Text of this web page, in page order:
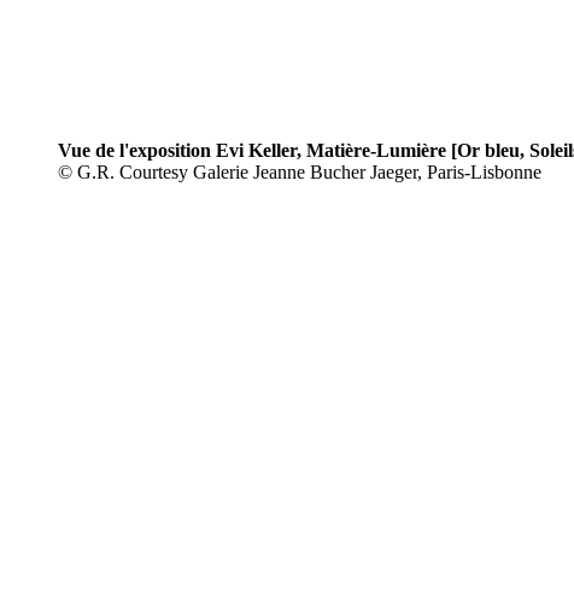
Vue de l'exposition Evi Keller, Matière-Lumière [Or bleu,
© G.R. Courtesy Galerie Jeanne Bucher Jaeger, Paris-Lisbonne